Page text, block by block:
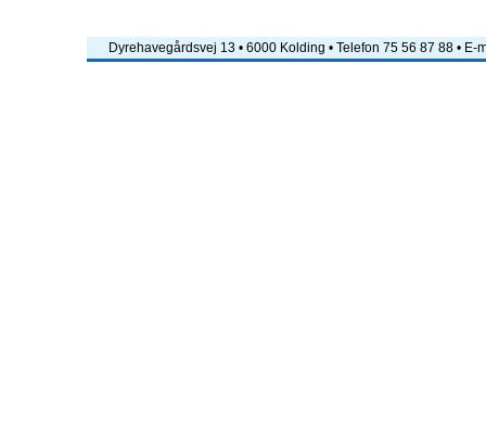
Dyrehavegårdsvej 13 • 6000 Kolding • Telefon 75 56 87 88 • E-